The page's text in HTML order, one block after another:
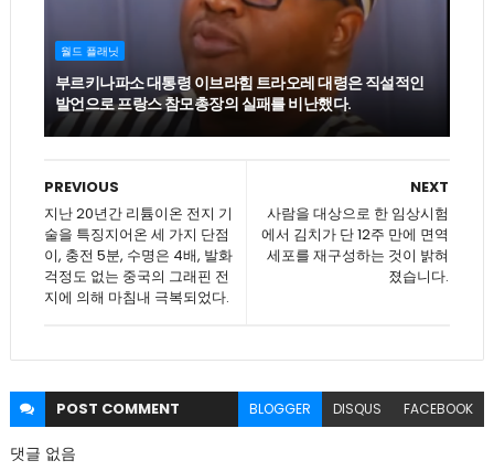
월드 플래닛
부르키나파소 대통령 이브라힘 트라오레 대령은 직설적인
발언으로 프랑스 참모총장의 실패를 비난했다.
NEXT
사람을 대상으로 한 임상시험
에서 김치가 단 12주 만에 면역
세포를 재구성하는 것이 밝혀
졌습니다.
PREVIOUS
지난 20년간 리튬이온 전지 기
술을 특징지어온 세 가지 단점
이, 충전 5분, 수명은 4배, 발화
걱정도 없는 중국의 그래핀 전
지에 의해 마침내 극복되었다.
POST COMMENT BLOGGER DISQUS FACEBOOK
댓글 없음